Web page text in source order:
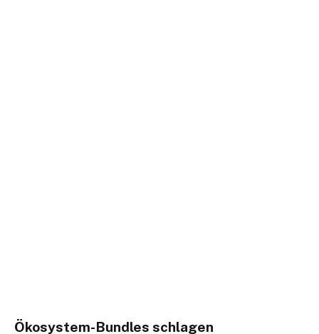
Ökosystem-Bundles schlagen